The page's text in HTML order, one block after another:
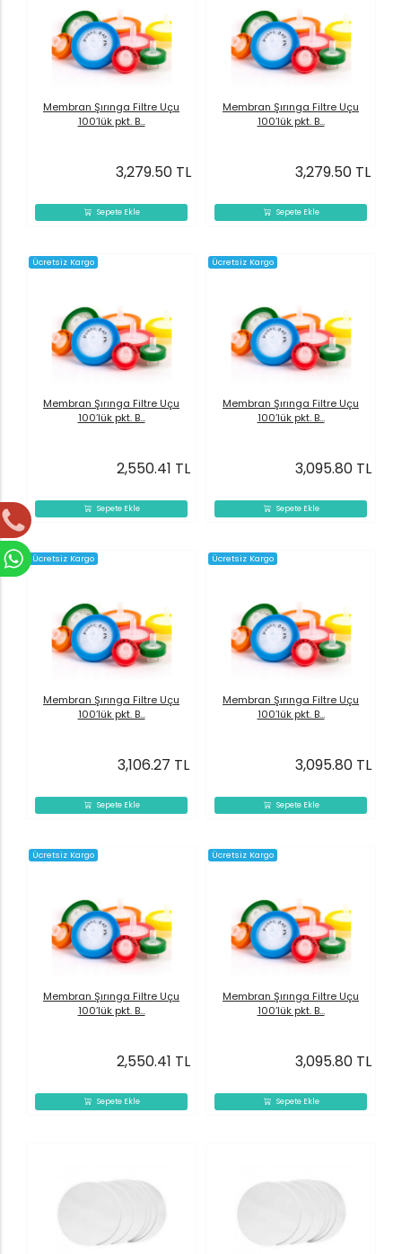
Sepete Ekle
Membran Şırınga Filtre Uçu
100’lük pkt. B...
3,279.50 TL
Sepete Ekle
Membran Şırınga Filtre Uçu
100’lük pkt. B...
3,279.50 TL
Ücretsiz Kargo
Sepete Ekle
Membran Şırınga Filtre Uçu
100’lük pkt. B...
2,550.41 TL
Ücretsiz Kargo
Sepete Ekle
Membran Şırınga Filtre Uçu
100’lük pkt. B...
3,095.80 TL
Ücretsiz Kargo
Sepete Ekle
Membran Şırınga Filtre Uçu
100’lük pkt. B...
3,106.27 TL
Ücretsiz Kargo
Sepete Ekle
Membran Şırınga Filtre Uçu
100’lük pkt. B...
3,095.80 TL
Ücretsiz Kargo
Sepete Ekle
Membran Şırınga Filtre Uçu
100’lük pkt. B...
2,550.41 TL
Ücretsiz Kargo
Sepete Ekle
Membran Şırınga Filtre Uçu
100’lük pkt. B...
3,095.80 TL